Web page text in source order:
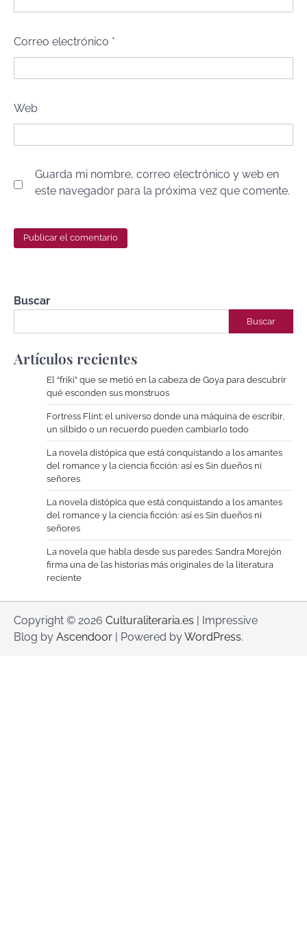
Correo electrónico *
Web
Guarda mi nombre, correo electrónico y web en
este navegador para la próxima vez que comente.
Buscar
Buscar
Artículos recientes
El “friki” que se metió en la cabeza de Goya para descubrir
qué esconden sus monstruos
Fortress Flint: el universo donde una máquina de escribir,
un silbido o un recuerdo pueden cambiarlo todo
La novela distópica que está conquistando a los amantes
del romance y la ciencia ficción: así es Sin dueños ni
señores
La novela distópica que está conquistando a los amantes
del romance y la ciencia ficción: así es Sin dueños ni
señores
La novela que habla desde sus paredes: Sandra Morejón
firma una de las historias más originales de la literatura
reciente
Copyright © 2026 Culturaliteraria.es | Impressive
Blog by Ascendoor | Powered byWordPress.